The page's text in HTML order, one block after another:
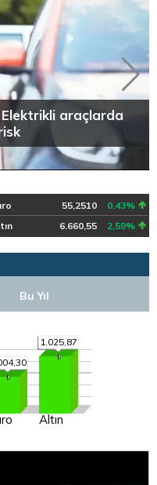
araçlarda
55,2510
0,43%
6.660,55 2,59%
Bu Yıl
1.025,87
Altın